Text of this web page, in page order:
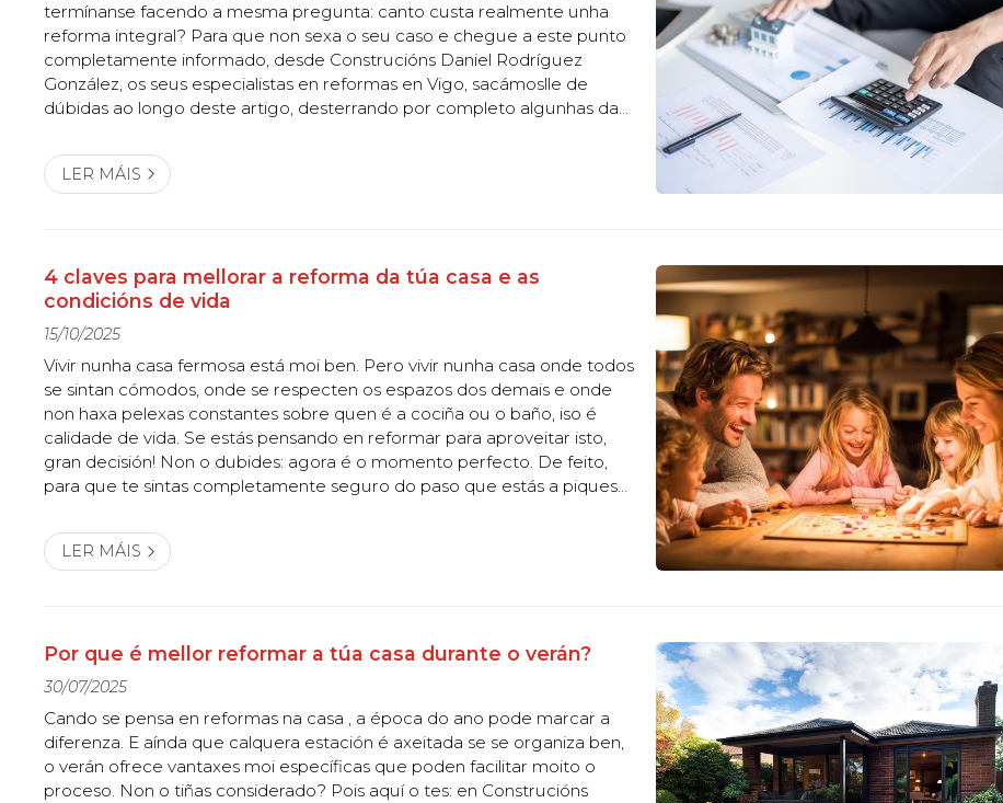
termínanse facendo a mesma pregunta: canto custa realmente unha
reforma integral? Para que non sexa o seu caso e chegue a este punto
completamente informado, desde Construcións Daniel Rodríguez
González, os seus especialistas en reformas en Vigo, sacámoslle de
dúbidas ao longo deste artigo, desterrando por completo algunhas das
enfrontamos cada día. O orzamento real...
LER MÁIS
4 claves para mellorar a reforma da túa casa e as
condicións de vida
15/10/2025
Vivir nunha casa fermosa está moi ben. Pero vivir nunha casa onde todos
se sintan cómodos, onde se respecten os espazos dos demais e onde
non haxa pelexas constantes sobre quen é a cociña ou o baño, iso é
calidade de vida. Se estás pensando en reformar para aproveitar isto,
gran decisión! Non o dubides: agora é o momento perfecto. De feito,
para que te sintas completamente seguro do paso que estás a piques
construción e reforma...
LER MÁIS
Por que é mellor reformar a túa casa durante o verán?
30/07/2025
Cando se pensa en reformas na casa , a época do ano pode marcar a
diferenza. E aínda que calquera estación é axeitada se se organiza ben,
o verán ofrece vantaxes moi específicas que poden facilitar moito o
proceso. Non o tiñas considerado? Pois aquí o tes: en Construcións